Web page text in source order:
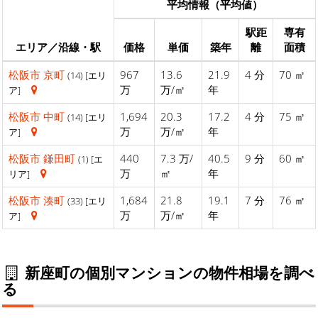
エリア／沿線・駅
平均情報（平均値）
価格 単価 築年
駅距
離
専有
面積
松阪市 京町 (14) [エリ
ア]
967
万
13.6
万/㎡
21.9
年
4 分 70 ㎡
松阪市 中町 (14) [エリ
ア]
1,694
万
20.3
万/㎡
17.2
年
4 分 75 ㎡
松阪市 鎌田町 (1) [エ
リア]
440
万
7.3 万/
㎡
40.5
年
9 分 60 ㎡
松阪市 湊町 (33) [エリ
ア]
1,684
万
21.8
万/㎡
19.1
年
7 分 76 ㎡
新座町の個別マンションの物件相場を調べ
る